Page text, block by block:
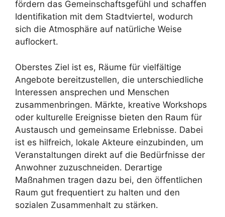
fördern das Gemeinschaftsgefühl und schaffen
Identifikation mit dem Stadtviertel, wodurch
sich die Atmosphäre auf natürliche Weise
auflockert.
Oberstes Ziel ist es, Räume für vielfältige
Angebote bereitzustellen, die unterschiedliche
Interessen ansprechen und Menschen
zusammenbringen. Märkte, kreative Workshops
oder kulturelle Ereignisse bieten den Raum für
Austausch und gemeinsame Erlebnisse. Dabei
ist es hilfreich, lokale Akteure einzubinden, um
Veranstaltungen direkt auf die Bedürfnisse der
Anwohner zuzuschneiden. Derartige
Maßnahmen tragen dazu bei, den öffentlichen
Raum gut frequentiert zu halten und den
sozialen Zusammenhalt zu stärken.